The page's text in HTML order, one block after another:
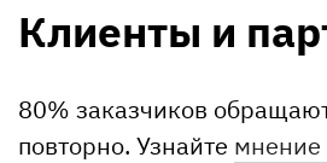
Клиенты и
80% заказчиков
повторно. Узнайте мнение